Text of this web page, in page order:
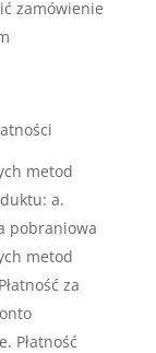
zamówienie
metod
a.
pobraniowa
metod
za
Płatność